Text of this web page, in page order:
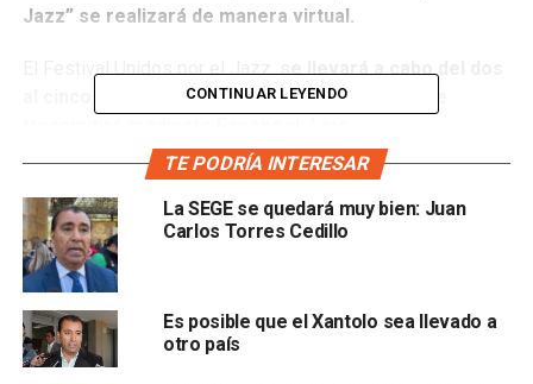
Jazz” se realizará de manera virtual.
El Festival Unidos por el Jazz, se llevará a cabo del dos
al cinco de septiembre en Real de Catorce y se
RealdeCatorceJazzFest.
CONTINUAR LEYENDO
TE PODRÍA INTERESAR
La SEGE se quedará muy bien: Juan
Carlos Torres Cedillo
Es posible que el Xantolo sea llevado a
otro país